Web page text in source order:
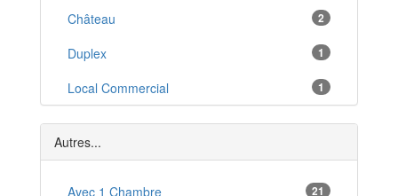
Fresnay-sur-Sarthe *
Vaas *
Bonnétable *
Montfort-le-Gesnois *
Château 2
Duplex 1
Local Commercial 1
Studio 6
T1 6
T1 Bis 2
Autres...
Avec 1 Chambre 21